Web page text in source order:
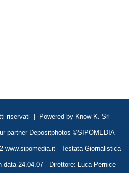
riservati | Powered by Know K. Srl --
partner Depositphotos ©SIPOMEDIA
www.sipomedia.it - Testata Giornalistica
data 24.04.07 - Direttore: Luca Pernice